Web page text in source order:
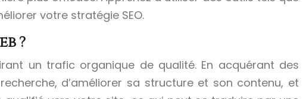
votre stratégie SEO.
?
un trafic organique de qualité. En acquérant des
d’améliorer sa structure et son contenu, et